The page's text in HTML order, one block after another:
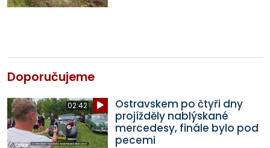
Doporučujeme
02:42
Ostravskem po čtyři dny
projížděly nablýskané
mercedesy, finále bylo pod
pecemi